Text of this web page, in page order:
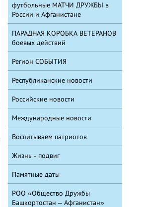
футбольные МАТЧИ ДРУЖБЫ в
России и Афганистане
ПАРАДНАЯ КОРОБКА ВЕТЕРАНОВ
боевых действий
Регион СОБЫТИЯ
Республиканские новости
Российские новости
Международные новости
Воспитываем патриотов
Жизнь - подвиг
Памятные даты
РОО «Общество Дружбы
Башкортостан – Афганистан»